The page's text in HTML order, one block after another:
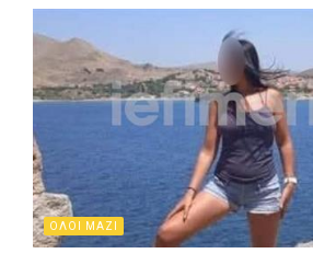
ΟΛΟΙ ΜΑΖΙ